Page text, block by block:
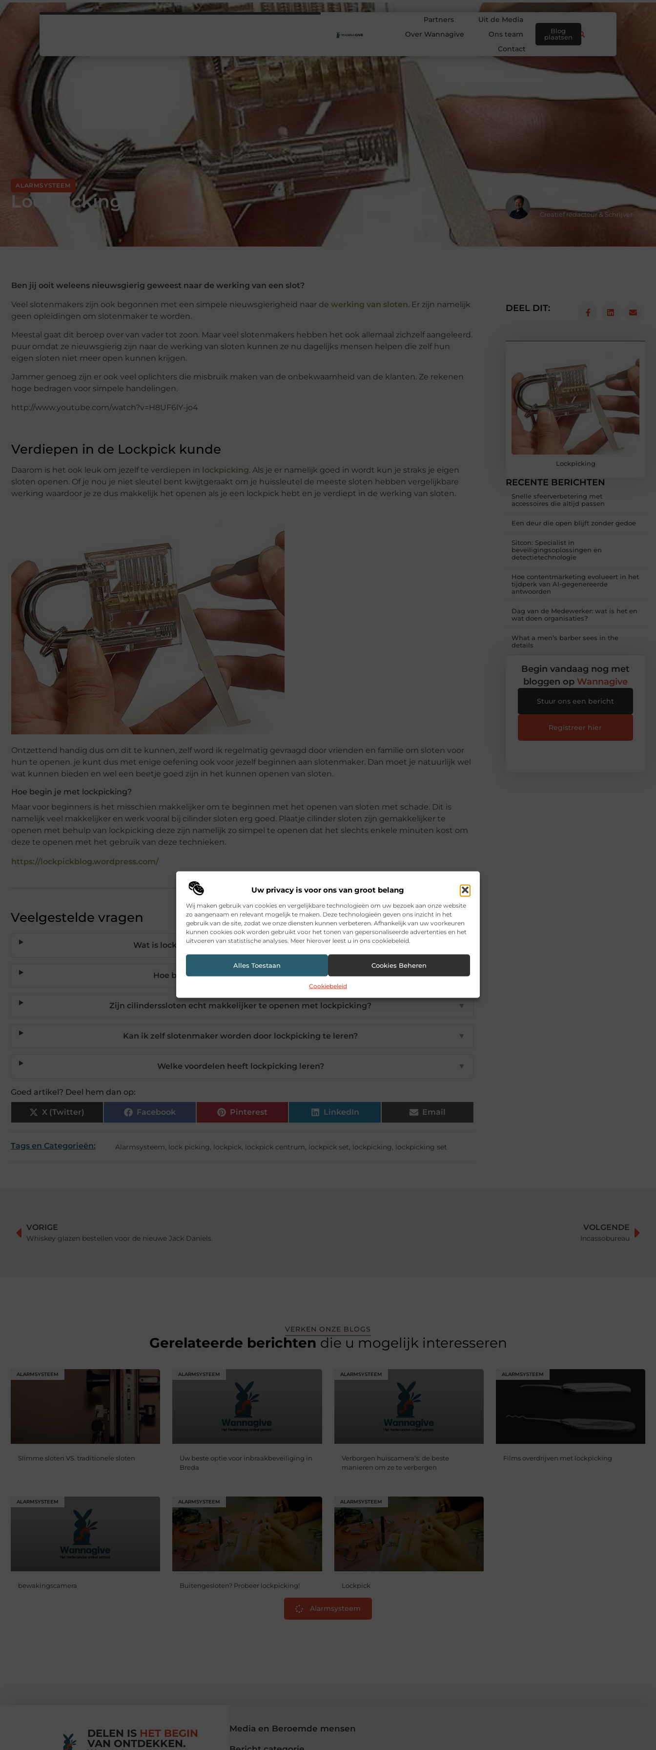
Uw privacy is voor ons van groot belang
Wij maken gebruik van cookies en vergelijkbare technologieën om uw bezoek aan onze website
zo aangenaam en relevant mogelijk te maken. Deze technologieën geven ons inzicht in het
gebruik van de site, zodat we onze diensten kunnen verbeteren. Afhankelijk van uw voorkeuren
kunnen cookies ook worden gebruikt voor het tonen van gepersonaliseerde advertenties en het
uitvoeren van statistische analyses. Meer hierover leest u in ons cookiebeleid.
Alles Toestaan Cookies Beheren
Cookiebeleid
Partners
Uit de Media
Over Wannagive
Ons team
Contact
Blog
plaatsen
ALARMSYSTEEM
Lockpicking
Creatief redacteur & Schrijver
Ben jij ooit weleens nieuwsgierig geweest naar de werking van een slot?
Veel slotenmakers zijn ook begonnen met een simpele nieuwsgierigheid naar de werking van sloten. Er zijn namelijk
geen opleidingen om slotenmaker te worden.
Meestal gaat dit beroep over van vader tot zoon. Maar veel slotenmakers hebben het ook allemaal zichzelf aangeleerd.
puur omdat ze nieuwsgierig zijn naar de werking van sloten kunnen ze nu dagelijks mensen helpen die zelf hun
eigen sloten niet meer open kunnen krijgen.
Jammer genoeg zijn er ook veel oplichters die misbruik maken van de onbekwaamheid van de klanten. Ze rekenen
hoge bedragen voor simpele handelingen.
http://www.youtube.com/watch?v=H8UF6lY-jo4
Verdiepen in de Lockpick kunde
Daarom is het ook leuk om jezelf te verdiepen in lockpicking. Als je er namelijk goed in wordt kun je straks je eigen
sloten openen. Of je nou je niet sleutel bent kwijtgeraakt om je huissleutel de meeste sloten hebben vergelijkbare
werking waardoor je ze dus makkelijk het openen als je een lockpick hebt en je verdiept in de werking van sloten.
Ontzettend handig dus om dit te kunnen, zelf word ik regelmatig gevraagd door vrienden en familie om sloten voor
hun te openen. je kunt dus met enige oefening ook voor jezelf beginnen aan slotenmaker. Dan moet je natuurlijk wel
wat kunnen bieden en wel een beetje goed zijn in het kunnen openen van sloten.
Hoe begin je met lockpicking?
Maar voor beginners is het misschien makkelijker om te beginnen met het openen van sloten met schade. Dit is
namelijk veel makkelijker en werk vooral bij cilinder sloten erg goed. Plaatje cilinder sloten zijn gemakkelijker te
openen met behulp van lockpicking deze zijn namelijk zo simpel te openen dat het slechts enkele minuten kost om
deze te openen met het gebruik van deze technieken.
https://lockpickblog.wordpress.com/
Veelgestelde vragen
Wat is lockpicking en waarom zou ik dit willen leren?
Hoe begin je als beginner met lockpicking? ▼
Zijn cilinderssloten echt makkelijker te openen met lockpicking? ▼
Kan ik zelf slotenmaker worden door lockpicking te leren? ▼
Welke voordelen heeft lockpicking leren? ▼
Goed artikel? Deel hem dan op:
X (Twitter) Facebook Pinterest LinkedIn Email
Tags en Categorieën: Alarmsysteem, lock picking, lockpick, lockpick centrum, lockpick set, lockpicking, lockpicking set
DEEL DIT:
Lockpicking
RECENTE BERICHTEN
Snelle sfeerverbetering met
accessoires die altijd passen
Een deur die open blijft zonder gedoe
Sitcon: Specialist in
beveiligingsoplossingen en
detectietechnologie
Hoe contentmarketing evolueert in het
tijdperk van AI-gegenereerde
antwoorden
Dag van de Medewerker: wat is het en
wat doen organisaties?
What a men’s barber sees in the
details
Begin vandaag nog met
bloggen op Wannagive
Stuur ons een bericht
Registreer hier
VORIGE
Whiskey glazen bestellen voor de nieuwe Jack Daniels.
VOLGENDE
Incassobureau
VERKEN ONZE BLOGS
Gerelateerde berichten die u mogelijk interesseren
ALARMSYSTEEM
Slimme sloten VS. traditionele sloten
ALARMSYSTEEM
Uw beste optie voor inbraakbeveiliging in
Breda
ALARMSYSTEEM
Verborgen huiscamera’s: de beste
manieren om ze te verbergen
ALARMSYSTEEM
Films overdrijven met lockpicking
ALARMSYSTEEM
bewakingscamera
ALARMSYSTEEM
Buitengesloten? Probeer lockpicking!
ALARMSYSTEEM
Lockpick
Alarmsysteem
DELEN IS HET BEGIN
VAN ONTDEKKEN.
Media en Beroemde mensen